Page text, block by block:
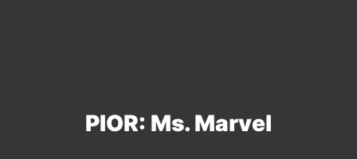
PIOR: Ms. Marvel